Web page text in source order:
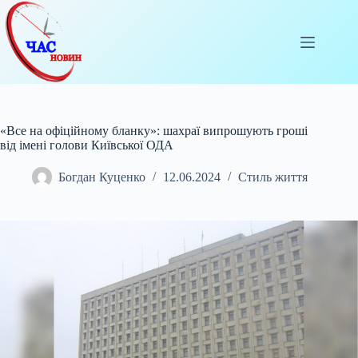
Перейти
до
вмісту
«Все на офіційному бланку»: шахраї випрошують гроші
від імені голови Київської ОДА
Богдан Куценко 12.06.2024 Стиль життя